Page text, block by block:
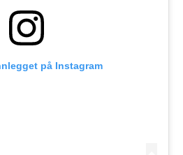
på Instagram